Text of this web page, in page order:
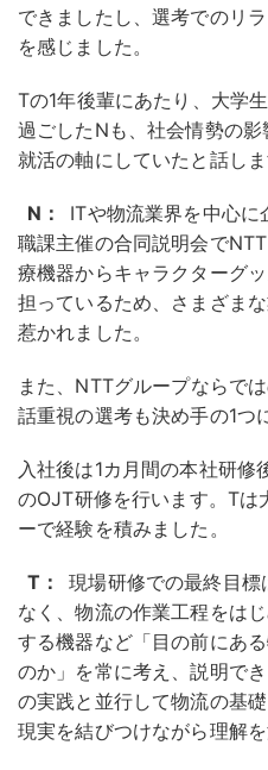
できましたし、選考でのリ
を感じました。
Tの1年後輩にあたり、大学
過ごしたNも、社会情勢の
就活の軸にしていたと話しま
N：
ITや物流業界を中心
職課主催の合同説明会で
療機器からキャラクターグ
担っているため、さまざま
惹かれました。
また、NTTグループならで
話重視の選考も決め手の1つ
入社後は1カ月間の本社研修
のOJT研修を行います。Tは
ーで経験を積みました。
T：
現場研修での最終目
なく、物流の作業工程をは
する機器など「目の前にあ
のか」を常に考え、説明で
の実践と並行して物流の基
現実を結びつけながら理解を